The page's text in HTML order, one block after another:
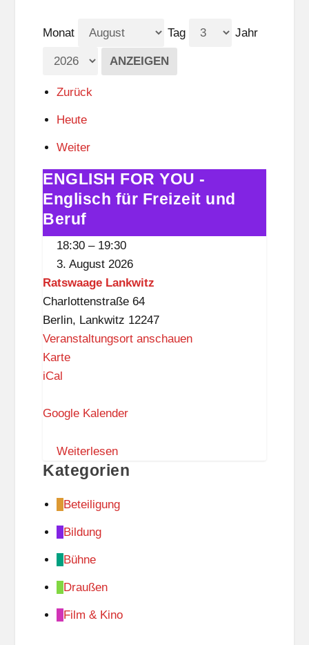
Monat Tag Jahr
Zurück
Heute
Weiter
ENGLISH
FOR
YOU
-
Englisch
Freizeit
und
Beruf
ENGLISH FOR YOU -
Englisch für Freizeit und
Beruf
18:30 – 19:30
3. August 2026
Ratswaage Lankwitz
Charlottenstraße 64
Berlin, Lankwitz 12247
Veranstaltungsort anschauen
KarteR
s
a
a
e
L
n
k
i
iCal
Google Kalender
Weiterlesen
Kategorien
Beteiligung
Bildung
Bühne
Draußen
Film & Kino